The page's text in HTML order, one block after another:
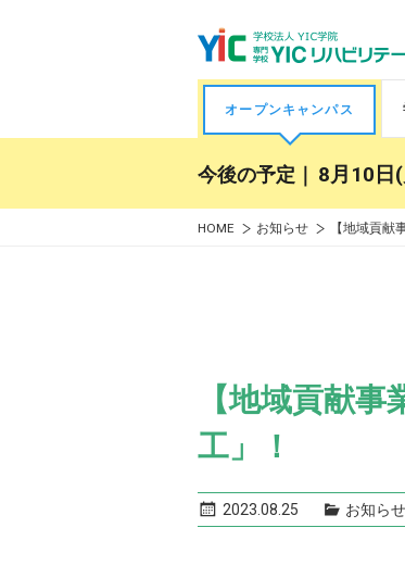
オープンキャンパス
今後の予定｜ 8月10日
HOME お知らせ 【地域貢献
【地域貢献
工」！
2023.08.25 お知らせ